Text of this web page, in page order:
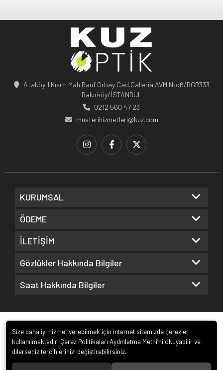
Ataköy 1.Kısım Mah.Rauf Orbay Cad.Galleria AVM No:6/BGR333
Bakırköy/İSTANBUL
0212 560 47 23
musterihizmetleri@kuz.com
KURUMSAL
ÖDEME
İLETİŞİM
Gözlükler Hakkında Bilgiler
Saat Hakkında Bilgiler
Size daha iyi hizmet verebilmek için internet sitemizde çerezler
kullanılmaktadır. Çerez Politikaları Aydınlatma Metni’ni okuyabilir ve
dilerseniz tercihlerinizi değiştirebilirsiniz.